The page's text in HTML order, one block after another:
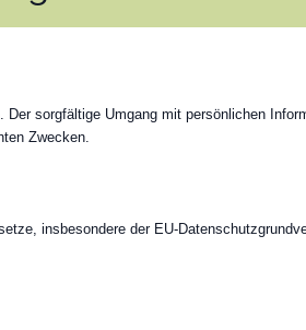
sorgfältige Umgang mit persönlichen
Zwecken.
insbesondere der EU-